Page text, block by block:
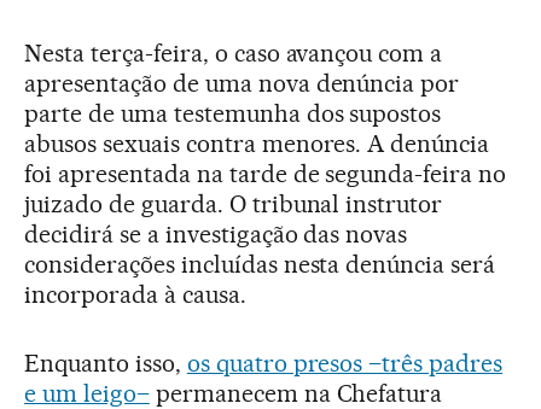
Nesta terça-feira, o caso avançou com a
apresentação de uma nova denúncia por
parte de uma testemunha dos supostos
abusos sexuais contra menores. A denúncia
foi apresentada na tarde de segunda-feira no
juizado de guarda. O tribunal instrutor
decidirá se a investigação das novas
considerações incluídas nesta denúncia será
incorporada à causa.
Enquanto isso, os quatro presos –três padres
e um leigo–permanecem na Chefatura